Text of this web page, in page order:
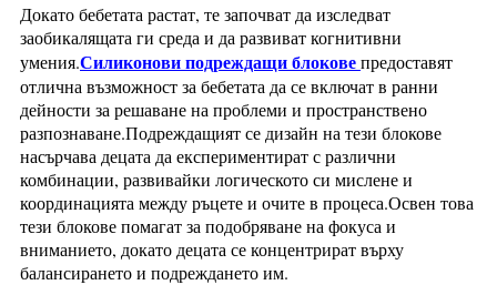
Докато бебетата растат, те започват да изследват
заобикалящата ги среда и да развиват когнитивни
умения.Силиконови подреждащи блоковепредоставят
отлична възможност за бебетата да се включат в ранни
дейности за решаване на проблеми и пространствено
разпознаване.Подреждащият се дизайн на тези блокове
насърчава децата да експериментират с различни
комбинации, развивайки логическото си мислене и
координацията между ръцете и очите в процеса.Освен това
тези блокове помагат за подобряване на фокуса и
вниманието, докато децата се концентрират върху
балансирането и подреждането им.